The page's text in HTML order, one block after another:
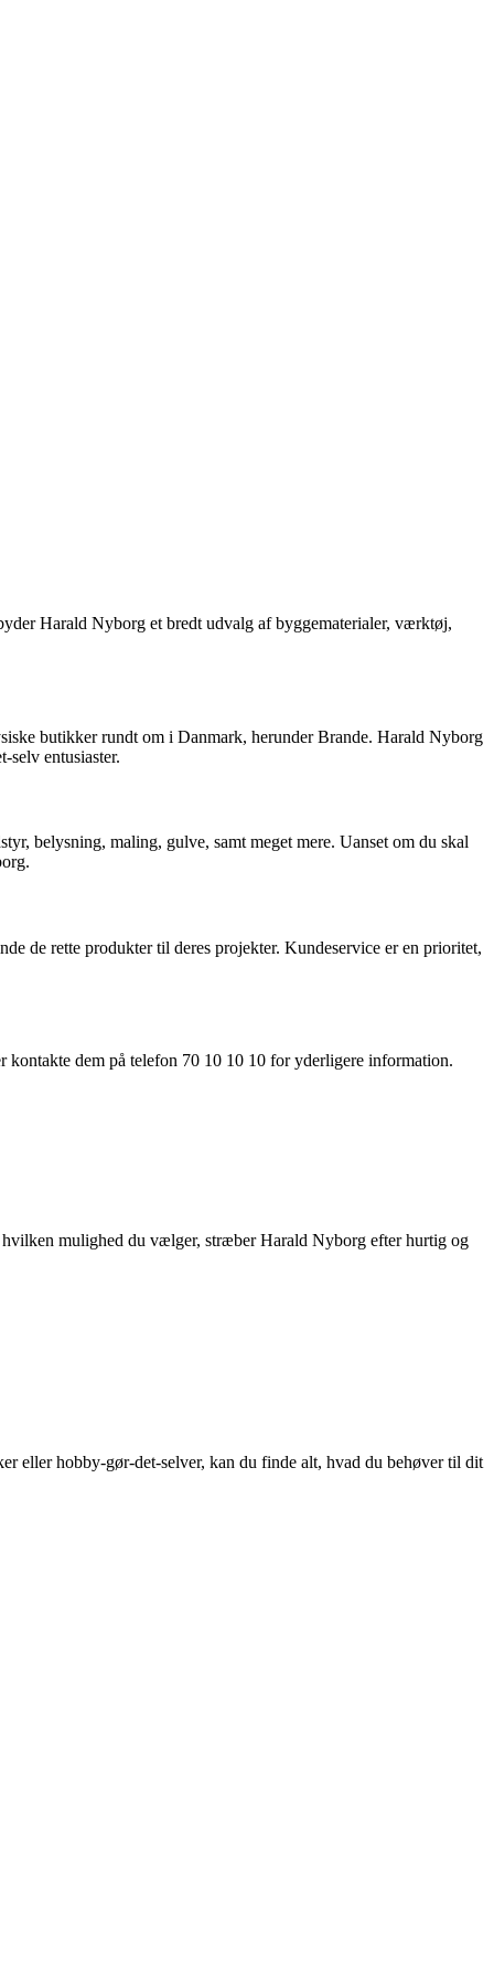
Harald Nyborg et bredt udvalg af byggematerialer, værktøj,
butikker rundt om i Danmark, herunder Brande. Harald Nyborg
entusiaster.
belysning, maling, gulve, samt meget mere. Uanset om du skal
de rette produkter til deres projekter. Kundeservice er en prioritet,
kontakte dem på telefon 70 10 10 10 for yderligere information.
mulighed du vælger, stræber Harald Nyborg efter hurtig og
eller hobby-gør-det-selver, kan du finde alt, hvad du behøver til dit